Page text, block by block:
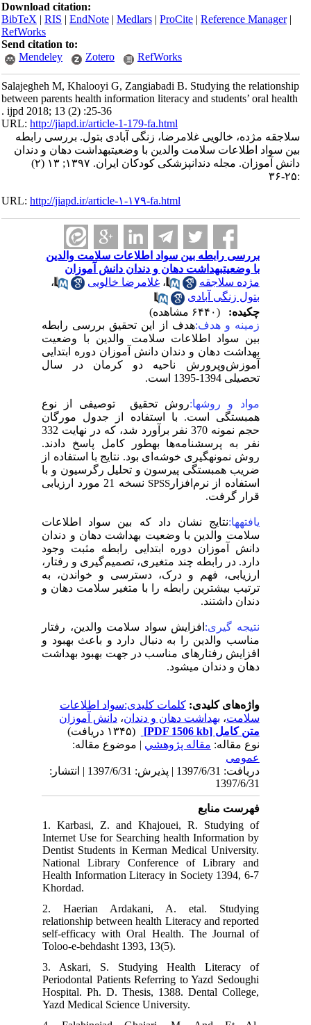
Download citation:
BibTeX|RIS|EndNote|Medlars|ProCite|Reference Manager
RefWorks
Send citation to:
Mendeley
Zotero RefWorks
Salajegheh M, Khalooyi G, Zangiabadi B. Studying the relationship
between parents health information literacy and students’ oral health
. ijpd 2018; 13 (2) :25-36
URL:http://jiapd.ir/article-1-179-fa.html
سلاجقه مژده، خالویی غلامرضا، زنگی آبادی بتول. بررسی رابطه
بین سواد اطلاعات سلامت والدین با وضعیتبهداشت دهان و دندان
دانش آموزان. مجله دندانپزشکی کودکان ایران. ۱۳۹۷; ۱۳ (۲)
URL:http://jiapd.ir/article-۱-۱۷۹-fa.html
بررسی رابطه بین سواد اطلاعات سلامت والدین
با وضعیتبهداشت دهان و دندان دانش آموزان
مژده سلاجقه
،غلامرضا خالویی
،
بتول زنگی آبادی
چکیده:
زمینه و هدف: هدف از این تحقیق بررسی رابطه
بین سواد اطلاعات سلامت والدین با وضعیت
بهداشت دهان و دندان دانش آموزان دوره ابتدایی
آموزش‌وپرورش ناحیه دو کرمان در سال
تحصیلی 1394-1395 است.
مواد و روشها:روش تحقیق توصیفی از نوع
همبستگی است. با استفاده از جدول مورگان
حجم نمونه 370 نفر برآورد شد، که در نهایت 332
نفر به پرسشنامه‌ها بهطور کامل پاسخ دادند.
روش نمونهگیری خوشه‌ای بود. نتایج با استفاده از
ضریب همبستگی پیرسون و تحلیل رگرسیون و با
استفاده از نرم‌افزار SPSS
نسخه 21 مورد ارزیابی
قرار گرفت.
یافتهها:نتایج نشان داد که بین سواد اطلاعات
سلامت والدین با وضعیت بهداشت دهان و دندان
دانش آموزان دوره ابتدایی رابطه مثبت وجود
دارد. در رابطه چند متغیری، تصمیم‌گیری و رفتار،
ارزیابی، فهم و درک، دسترسی و خواندن، به
ترتیب بیشترین رابطه را با متغیر سلامت دهان و
دندان داشتند.
نتیجه گیری:افزایش سواد سلامت والدین، رفتار
مناسب والدین را به دنبال دارد و باعث بهبود و
افزایش رفتارهای مناسب در جهت بهبود بهداشت
دهان و دندان میشود.
واژه‌های کلیدی:کلمات کلیدی:سواد اطلاعات
سلامت،بهداشت دهان و دندان ،دانش آموزان
متن کامل[PDF 1506 kb]
نوع مقاله:مقاله پژوهشي| موضوع مقاله:
عمومى
دریافت: 1397/6/31 | پذیرش: 1397/6/31 | انتشار:
1397/6/31
فهرست منابع
1. Karbasi, Z. and Khajouei, R. Studying of
Internet Use for Searching health Information by
Dentist Students in Kerman Medical University.
National Library Conference of Library and
Health Information Literacy in Society 1394, 6-7
Khordad.
2. Haerian Ardakani, A. etal. Studying
relationship between health Literacy and reported
self-efficacy with Oral Health. The Journal of
Toloo-e-behdasht 1393, 13(5).
3. Askari, S. Studying Health Literacy of
Periodontal Patients Referring to Yazd Sedoughi
Hospital. Ph. D. Thesis, 1388. Dental College,
Yazd Medical Science University.